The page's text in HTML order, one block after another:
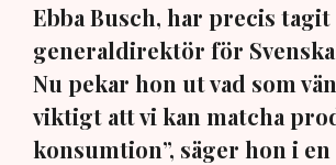
Ebba Busch, har precis tagit
generaldirektör för
Nu pekar hon ut vad som
viktigt att vi kan matcha
konsumtion”, säger hon i